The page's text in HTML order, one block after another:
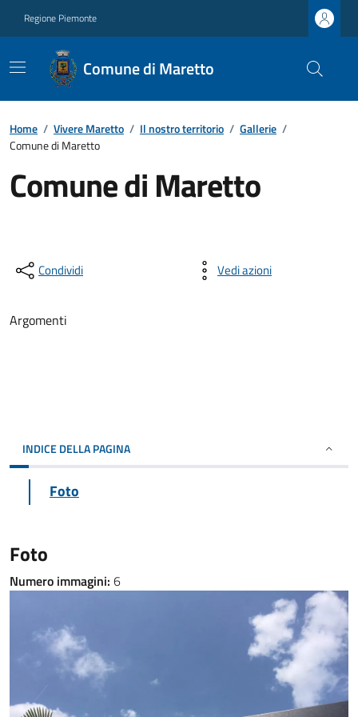
Regione Piemonte
Comune di Maretto
Home / Vivere Maretto / Il nostro territorio / Gallerie /
Comune di Maretto
Comune di Maretto
Condividi Vedi azioni
Argomenti
INDICE DELLA PAGINA
Foto
Foto
Numero immagini: 6